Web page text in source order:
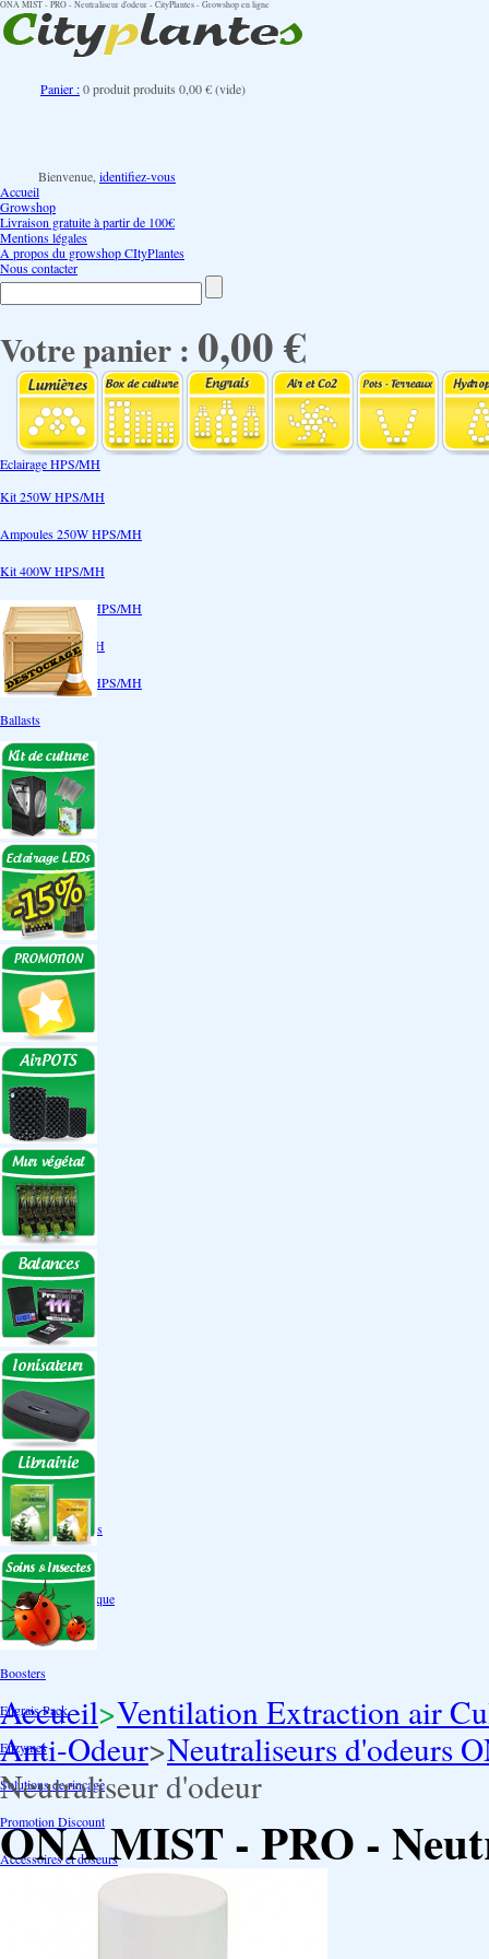
ONA MIST - PRO - Neutraliseur d'odeur - CityPlantes - Growshop en ligne
Panier :0produitproduits 0,00 €(vide)
Bienvenue, identifiez-vous
Accueil
Growshop
Livraison gratuite à partir de 100€
Mentions légales
A propos du growshop CItyPlantes
Nous contacter
Votre panier : 0,00 €
Eclairage HPS/MH
Kit 250W HPS/MH
Ampoules 250W HPS/MH
Kit 400W HPS/MH
Ampoules 400W HPS/MH
Kit 600W HPS/MH
Ampoules 600W HPS/MH
Ballasts
Réflecteurs
CoolTube
Accessoires
Eclairages LEDs
Eclairages ECO
Kits ECO
Ampoules ECO
Réflecteurs ECO
Réflecteurs
Accessoires
Box Discount
Box par marque
Hortibox
Homebox
Dark Room II
GrowLab
Box par taille
Box 40 cm
Box 60 cm
Box 80-90 cm
Box 120 cm
Autres tailles Box
Box double étages
Engrais par familles
Engrais terre
Engrais hydroponique
Engrais-Coco
Boosters
Engrais Pack
Enzymes
Solutions de rinçage
Promotion Discount
Accessoires et doseurs
Engrais pour orchidées
Accueil>Ventilation Extraction air
Anti-Odeur>Neutraliseurs d'odeurs
Neutraliseur d'odeur
ONA MIST - PRO -